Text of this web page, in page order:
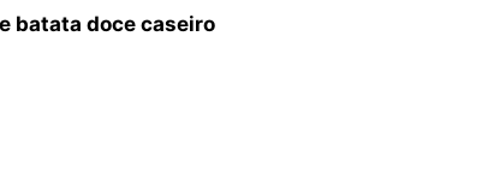
batata doce caseiro